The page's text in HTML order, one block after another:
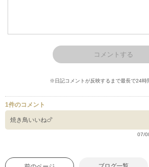
※日記コメントが反映するまで最長で24時
1件のコメント
焼き鳥いいね🍗
07/